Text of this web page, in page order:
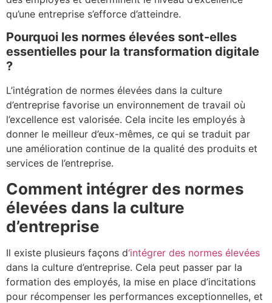
qu’une entreprise s’efforce d’atteindre.
Pourquoi les normes élevées sont-elles
essentielles pour la transformation digitale
?
L’intégration de normes élevées dans la culture
d’entreprise favorise un environnement de travail où
l’excellence est valorisée. Cela incite les employés à
donner le meilleur d’eux-mêmes, ce qui se traduit par
une amélioration continue de la qualité des produits et
services de l’entreprise.
Comment intégrer des normes
élevées dans la culture
d’entreprise
Il existe plusieurs façons d‘intégrer des normes élevées
dans la culture d’entreprise. Cela peut passer par la
formation des employés, la mise en place d’incitations
pour récompenser les performances exceptionnelles, et